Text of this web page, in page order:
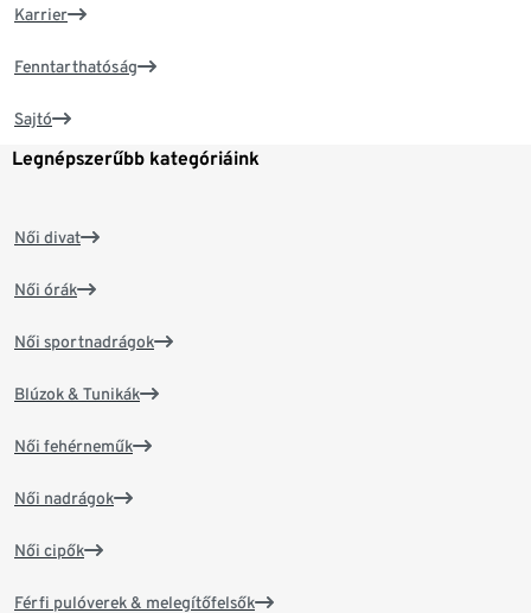
Karrier
Fenntarthatóság
Sajtó
Legnépszerűbb kategóriáink
Női divat
Női órák
Női sportnadrágok
Blúzok & Tunikák
Női fehérneműk
Női nadrágok
Női cipők
Férfi pulóverek & melegítőfelsők